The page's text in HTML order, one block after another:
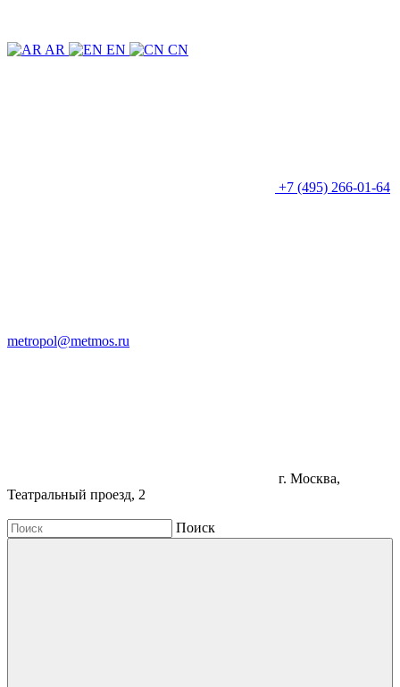
AR EN CN
+7 (495) 266-01-64
metropol@metmos.ru
г. Москва,
Театральный проезд, 2
Поиск